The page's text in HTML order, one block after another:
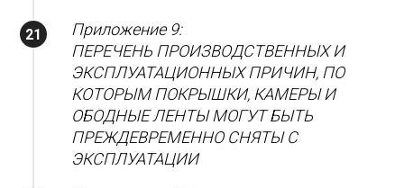
Приложение 9:
ПЕРЕЧЕНЬ ПРОИЗВОДСТВЕННЫХ И
ЭКСПЛУАТАЦИОННЫХ ПРИЧИН, ПО
КОТОРЫМ ПОКРЫШКИ, КАМЕРЫ И
ОБОДНЫЕ ЛЕНТЫ МОГУТ БЫТЬ
ПРЕЖДЕВРЕМЕННО СНЯТЫ С
ЭКСПЛУАТАЦИИ